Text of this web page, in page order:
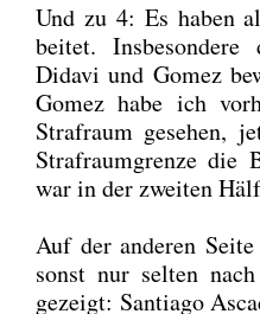
Und zu 4: Es haben
bei­tet.
Dida­vi und Gomez
Gomez habe ich
Straf­raum gese­hen,
Straf­raum­gren­ze die
war in der zwei­ten
Auf der ande­ren
sonst nur sel­ten
gezeigt: Sant­ia­go